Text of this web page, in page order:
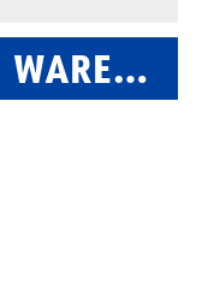
2,98 €
Wert ein